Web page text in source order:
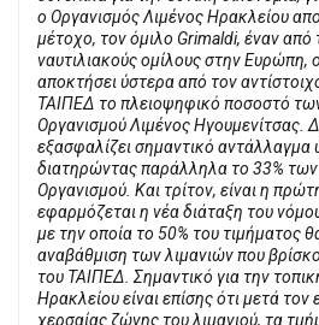
ο Οργανισμός Λιμένος Ηρακλείου
μέτοχο, τον όμιλο Grimaldi, έναν από
ναυτιλιακούς ομίλους στην Ευρώπη,
αποκτήσει ύστερα από τον
ΤΑΙΠΕΔ το πλειοψηφικό ποσοστό
Οργανισμού Λιμένος Ηγουμενίτσας.
εξασφαλίζει σημαντικό
διατηρώντας παράλληλα το 33%
Οργανισμού. Και τρίτον, είναι η
εφαρμόζεται η νέα διάταξη του
με την οποία το 50% του τιμήματος
αναβάθμιση των λιμανιών που
του ΤΑΙΠΕΔ. Σημαντικό για την
Ηρακλείου είναι επίσης ότι μετά
χερσαίας ζώνης του λιμανιού, τα